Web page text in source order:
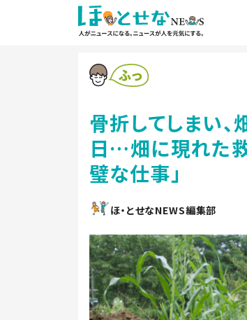
骨折してしまい、
日…畑に現れた救
璧な仕事」
ほ・とせなNEWS編集部